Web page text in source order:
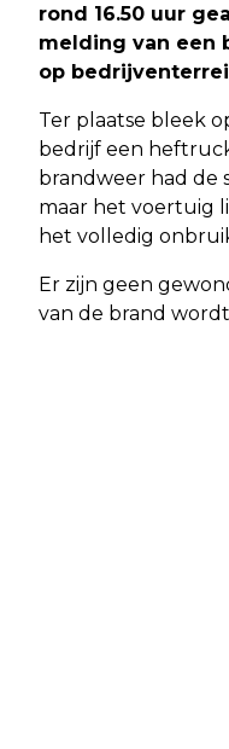
rond 16.50 uur
melding van een
op
Ter plaatse bleek
bedrijf een
brandweer had de
maar het voertuig
het volledig
Er zijn geen
van de brand